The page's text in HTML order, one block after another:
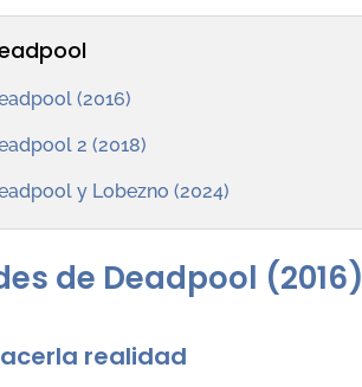
(2016)
2 (2018)
y Lobezno (2024)
de Deadpool (2016)
realidad